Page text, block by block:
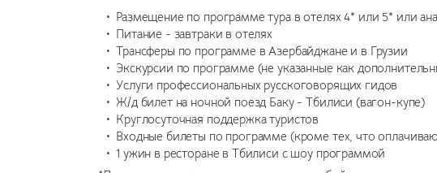
Размещение по программе тура в отелях 4* или 5* или
Питание - завтраки в отелях
Трансферы по программе в Азербайджане и в Грузии
Экскурсии по программе (не указанные как
Услуги профессиональных русскоговорящих гидов
Ж/д билет на ночной поезд Баку - Тбилиси (вагон-купе)
Круглосуточная поддержка туристов
Входные билеты по программе (кроме тех, что
1 ужин в ресторане в Тбилиси с шоу программой